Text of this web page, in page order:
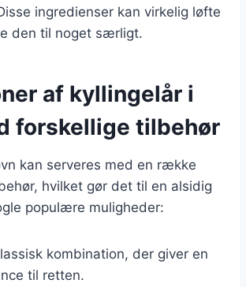
ingredienser kan virkelig løfte
den til noget særligt.
af kyllingelår i
forskellige tilbehør
kan serveres med en række
hvilket gør det til en alsidig
populære muligheder:
kombination, der giver en
til retten.